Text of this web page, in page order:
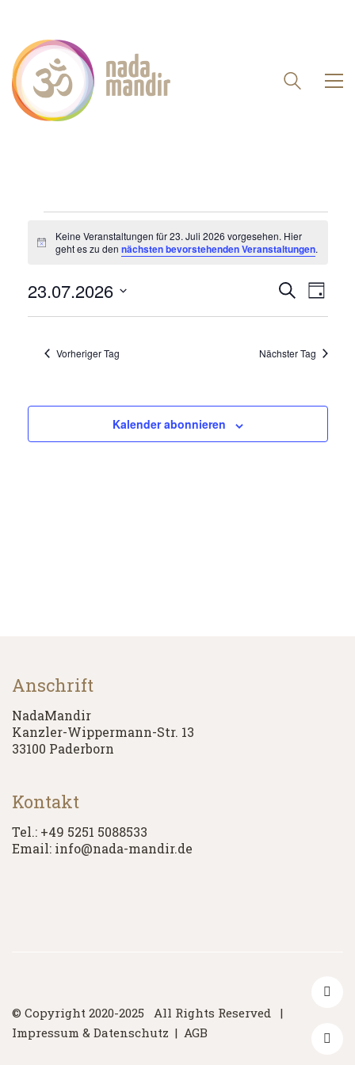
VERANSTALTUNGEN
FÜR
23.
JULI
2026
Hinweis
Keine Veranstaltungen für 23. Juli 2026 vorgesehen. Hier
geht es zu den nächsten bevorstehenden Veranstaltungen.
SucheTag
23.07.2026
Vorheriger Tag Nächster Tag
Kalender abonnieren
Anschrift
NadaMandir
Kanzler-Wippermann-Str. 13
33100 Paderborn
Kontakt
Tel.: +49 5251 5088533
Email: info@nada-mandir.de
© Copyright 2020-2025 All Rights Reserved |
Impressum & Datenschutz | AGB